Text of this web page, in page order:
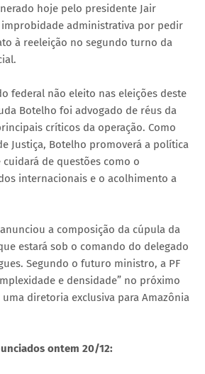
hoje pelo presidente Jair
administrativa por pedir
à reeleição no segundo turno da
federal não eleito nas eleições deste
Botelho foi advogado de réus da
críticos da operação. Como
Justiça, Botelho promoverá a política
cuidará de questões como o
internacionais e o acolhimento a
a composição da cúpula da
estará sob o comando do delegado
Segundo o futuro ministro, a PF
e densidade” no próximo
diretoria exclusiva para Amazônia
ontem 20/12: